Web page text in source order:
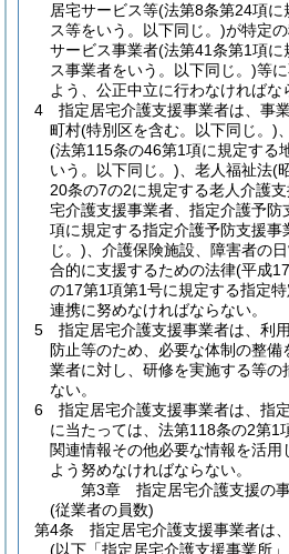
居宅サービス等(法第8条第24項に
ス等をいう。以下同じ。)が特定
サービス事業者(法第41条第1項に
ス事業者をいう。以下同じ。)等
よう、公正中立に行わなければな
4
指定居宅介護支援事業者は、事
町村(特別区を含む。以下同じ。)
(法第115条の46第1項に規定する
いう。以下同じ。) 、老人福祉法(
20条の7の2に規定する老人介護
宅介護支援事業者、指定介護予防
項に規定する指定介護予防支援事
じ。) 、介護保険施設、障害者の
合的に支援するための法律(平成
の17第1項第1号に規定する指定
連携に努めなければならない。
5
指定居宅介護支援事業者は、利
防止等のため、必要な体制の整備
業者に対し、研修を実施する等の
ない。
6
指定居宅介護支援事業者は、指
に当たっては、法第118条の2第1
関連情報その他必要な情報を活用
よう努めなければならない。
第3章
指定居宅介護支援の
(従業者の員数)
第4条
指定居宅介護支援事業者は
(以下「指定居宅介護支援事業所